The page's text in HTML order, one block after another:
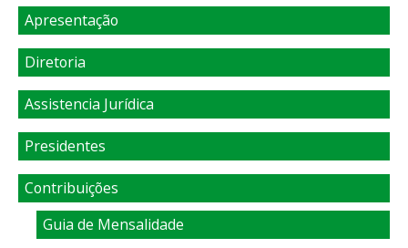
Apresentação
Diretoria
Assistencia Jurídica
Presidentes
Contribuições
Guia de Mensalidade